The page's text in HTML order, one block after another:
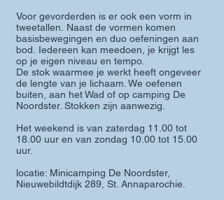
Voor gevorderden is er ook een vorm in
tweetallen. Naast de vormen komen
basisbewegingen en duo oefeningen aan
bod.
Iedereen kan meedoen, je krijgt les
op je eigen niveau en tempo.
De stok waarmee je werkt heeft ongeveer
de lengte van je lichaam. We oefenen
buiten, aan het Wad of op camping De
Noordster. Stokken zijn aanwezig.
Het weekend is van zaterdag 11.00 tot
18.00 uur en van zondag 10.00 tot 15.00
uur.
locatie: Minicamping De Noordster,
Nieuwebildtdijk 289, St. Annaparochie.